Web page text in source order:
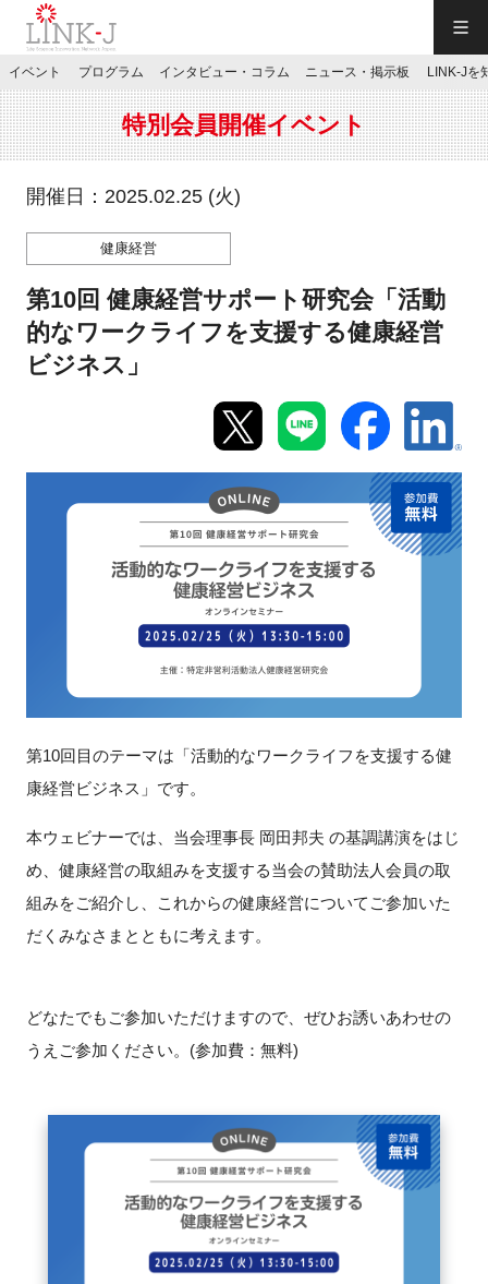
JP／EN
特別会員専用メニュー
施設ご予約
インタビュー・コラム
ニュース・掲示板
特別会員
施設・アクセス
イベントお知らせメール登録
イベント プログラム インタビュー・コラム ニュース・掲示板 LINK-Jを
特別会員開催イベント
開催日：2025.02.25 (火)
健康経営
第10回 健康経営サポート研究会「活動
的なワークライフを支援する健康経営
ビジネス」
第10回目のテーマは「活動的なワークライフを支援する健
康経営ビジネス」です。
本ウェビナーでは、当会理事長 岡田邦夫 の基調講演をはじ
め、健康経営の取組みを支援する当会の賛助法人会員の取
組みをご紹介し、これからの健康経営についてご参加いた
だくみなさまとともに考えます。
どなたでもご参加いただけますので、ぜひお誘いあわせの
うえご参加ください。(参加費：無料)